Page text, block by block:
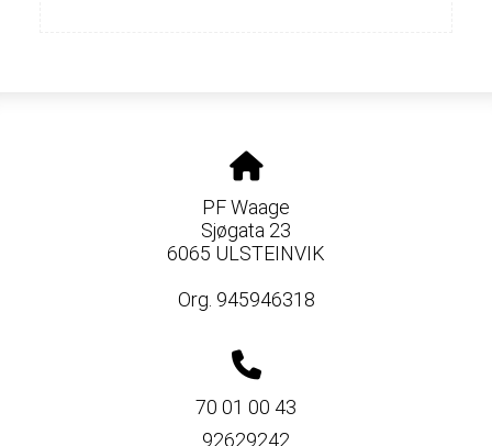
PF Waage
Sjøgata 23
6065 ULSTEINVIK
Org. 945946318
70 01 00 43
92629242